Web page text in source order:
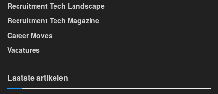
Recruitment Tech Landscape
Recruitment Tech Magazine
Career Moves
Vacatures
Laatste artikelen